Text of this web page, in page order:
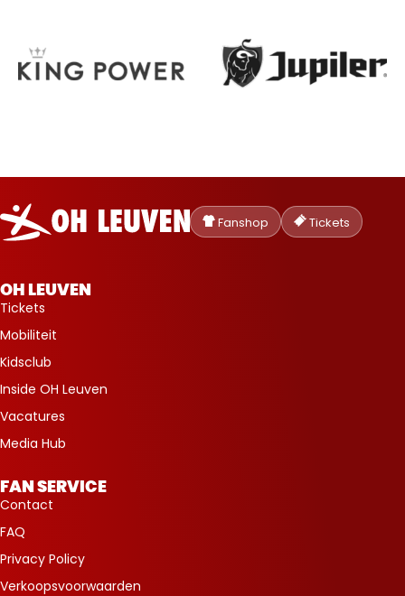
Oud-
Heverlee
Leuven
Fanshop Tickets
OH LEUVEN
Tickets
Mobiliteit
Kidsclub
Inside OH Leuven
Vacatures
Media Hub
FAN SERVICE
Contact
FAQ
Privacy Policy
Verkoopsvoorwaarden